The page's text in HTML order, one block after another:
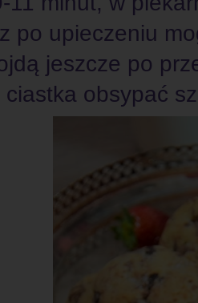
po upieczeniu
jeszcze po
ciastka obsypać